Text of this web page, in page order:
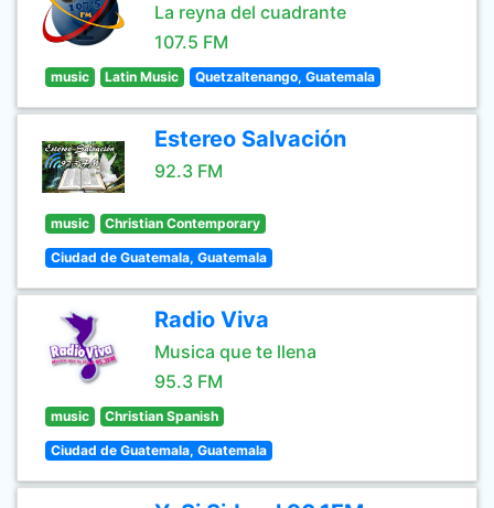
La reyna del cuadrante
107.5 FM
music Latin Music Quetzaltenango, Guatemala
Estereo Salvación
92.3 FM
music Christian Contemporary
Ciudad de Guatemala, Guatemala
Radio Viva
Musica que te llena
95.3 FM
music Christian Spanish
Ciudad de Guatemala, Guatemala